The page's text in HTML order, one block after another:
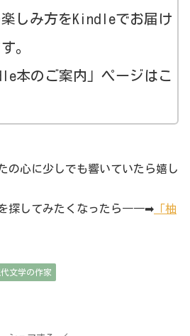
しみ方をKindleでお届け
す。
本のご案内」ページはこ
の心に少しでも響いていたら嬉し
探してみたくなったら――➡ 「柚
代文学の作家